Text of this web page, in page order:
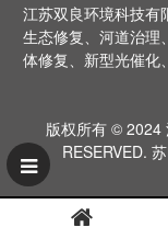
江苏双良环境科技有
生态修复、河道治理
体修复、新型光催化
版权所有 © 2024
RESERVED.